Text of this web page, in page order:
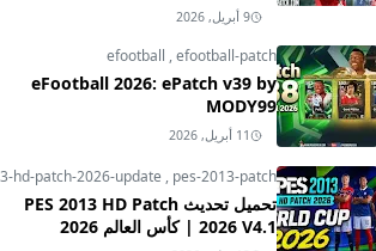
9 أبريل, 2026
efootball ,efootball-patch
eFootball 2026: ePatch v39 by
MODY99
11 أبريل, 2026
pes-2013-hd-patch-2026-update , pes-2013-patch
تحميل تحديث PES 2013 HD Patch
2026 V4.1 | كأس العالم 2026